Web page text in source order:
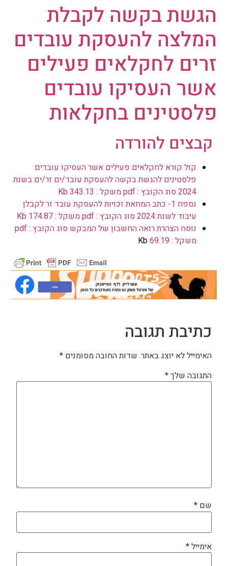
הגשת בקשה לקבלת
המלצה להעסקת עובדים
זרים לחקלאים פעילים
אשר העסיקו עובדים
פלסטינים בחקלאות
קבצים להורדה
קול קורא לחקלאים פעילים אשר העסיקו עובדים
פלסטינים להגשת בקשה להעסקת עובד/ים זר/ים בשנת
2024 סוג הקובץ : pdf משקל : 343.13 Kb
נספח 1- כתב המחאת זכויות להעסקת עובד זר לקבלן
עיבוד לשנת 2024 סוג הקובץ : pdf משקל : 174.87 Kb
נוסח הצהרת רואה החשבון של המבקש סוג הקובץ : pdf
משקל : 69.19
Kb
כתיבת תגובה
האימייל לא יוצג באתר. שדות החובה מסומנים *
התגובה שלך*
שם *
אימייל*